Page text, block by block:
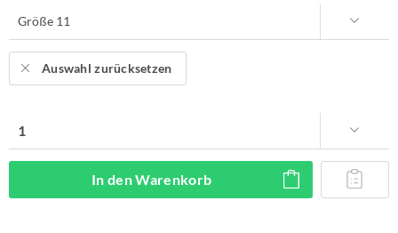
Auswahl zurücksetzen
In denWarenkorb